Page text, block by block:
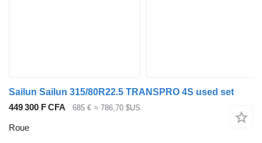
Sailun Sailun 315/80R22.5 TRANSPRO 4S used set
449 300 F CFA
685 € ≈ 786,70 $US
Roue